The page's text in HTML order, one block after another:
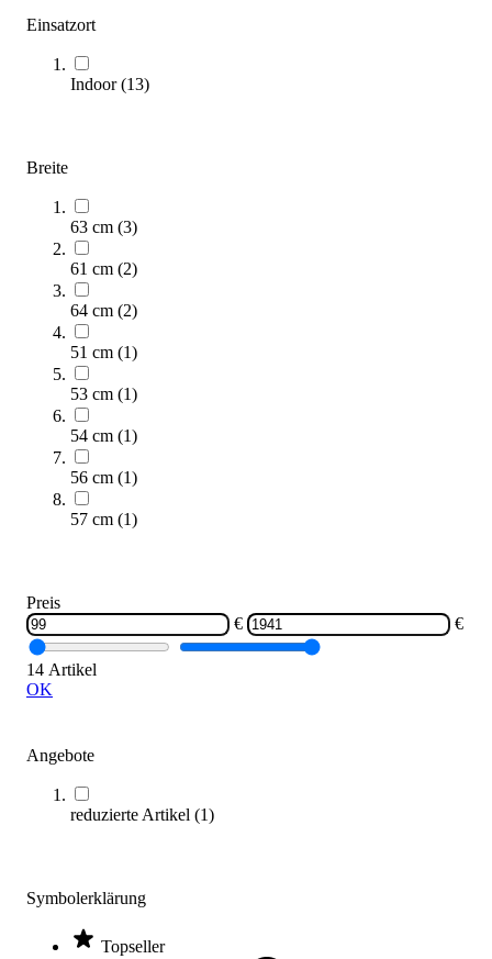
Einsatzort
Indoor(13)
Breite
63 cm (3)
61 cm (2)
64 cm (2)
51 cm (1)
53 cm (1)
54 cm (1)
56 cm (1)
57 cm (1)
Preis
€
€
14 Artikel
OK
Angebote
reduzierte Artikel (1)
Symbolerklärung
Topseller
BH Fitness® Indoor Bike Duke mag H923R
1.690,00 €
Zum Produkt
Längere Lieferzeit
Zum Produkt
Längere Lieferzeit
1.299,00 €
Zum Produkt